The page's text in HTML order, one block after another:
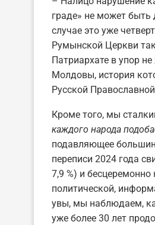
граде» не может быть
случае это уже
Румынской Церкви
Патриархате в упор
Молдовы, история
Русской
Кроме того, мы
каждого народа
подавляющее
переписи 2024 года
7,9 %) и
политической,
увы, мы наблюдаем,
уже более 30 лет